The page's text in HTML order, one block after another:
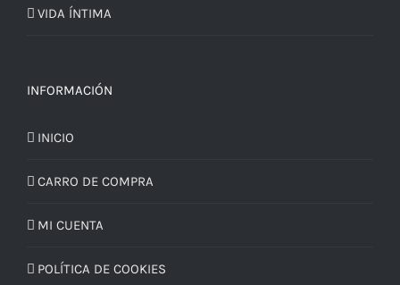
VIDA ÍNTIMA
INFORMACIÓN
INICIO
CARRO DE COMPRA
MI CUENTA
POLÍTICA DE COOKIES